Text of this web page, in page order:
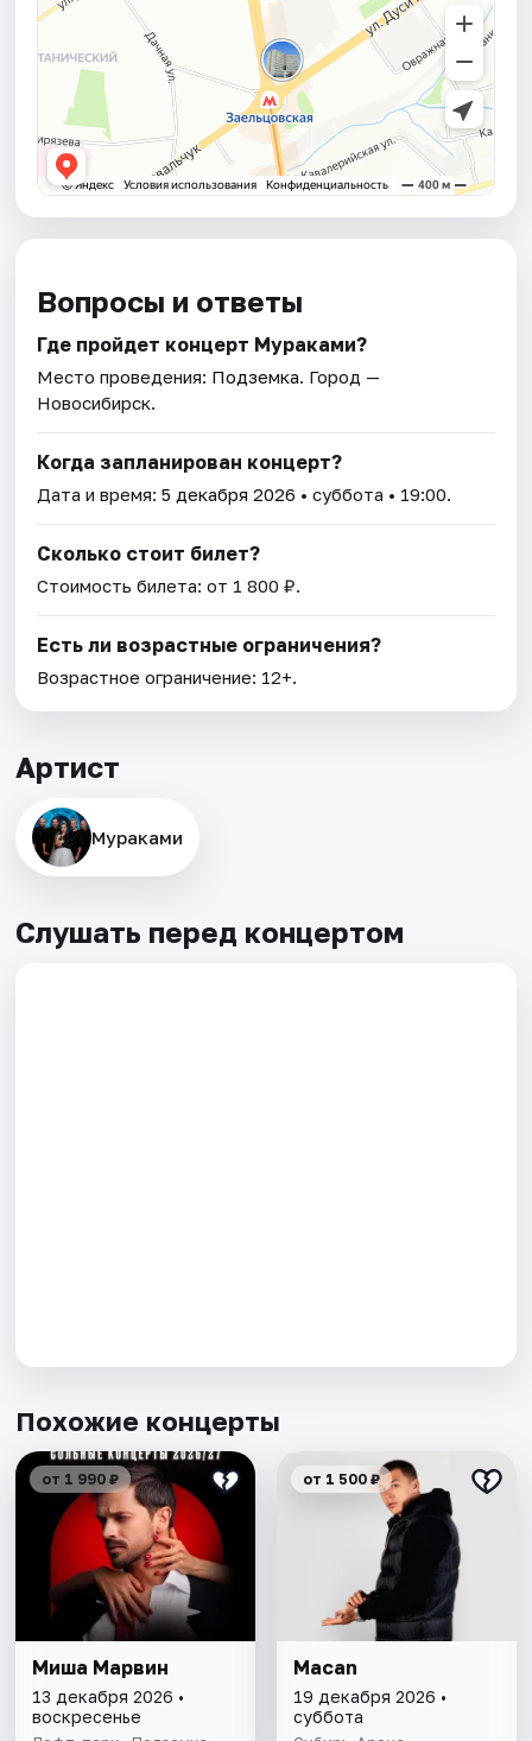
Вопросы и ответы
Где пройдет концерт Мураками?
Место проведения: Подземка. Город —
Новосибирск.
Когда запланирован концерт?
Дата и время:5 декабря 2026 • суббота • 19:00.
Сколько стоит билет?
Стоимость билета: от 1 800 ₽.
Есть ли возрастные ограничения?
Возрастное ограничение: 12+.
Артист
Мураками
Слушать перед концертом
Похожие концерты
от 1 990 ₽
Миша Марвин
13 декабря 2026 •
воскресенье
от 1 500 ₽
Macan
19 декабря 2026 •
суббота